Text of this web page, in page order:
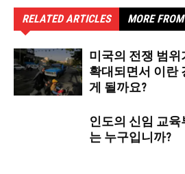
RELATED ARTICLES MORE
미국의 전쟁 범위
확대되면서 이란
게 될까요?
인도의 신임 교육
는 누구입니까?